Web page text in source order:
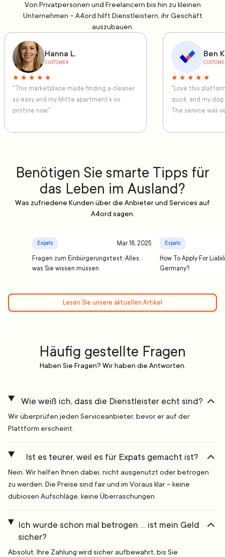
Von Privatpersonen und Freelancern bis hin zu kleinen
Unternehmen – A4ord hilft Dienstleistern, ihr Geschäft
auszubauen.
Hanna L.
CUSTOMER
★ ★ ★ ★ ★
"This marketplace made finding a cleaner
so easy and my Mitte apartment’s so
pristine now."
Ben
★ ★ ★ ★ ★
"Love this
quick, and my
The service was
Benötigen Sie smarte Tipps für
das Leben im Ausland?
Was zufriedene Kunden über die Anbieter und Services auf
A4ord sagen.
Expats Mar 18, 2025
Fragen zum Einbürgerungstest: Alles,
was Sie wissen müssen
Expats
How To Apply For
Germany?
Lesen Sie unsere aktuellen Artikel
Häufig gestellte Fragen
Haben Sie Fragen? Wir haben die Antworten.
Wie weiß ich, dass die Dienstleister echt sind?
Wir überprüfen jeden Serviceanbieter, bevor er auf der
Plattform erscheint.
Ist es teurer, weil es für Expats gemacht ist?
Nein. Wir helfen Ihnen dabei, nicht ausgenutzt oder betrogen
zu werden. Die Preise sind fair und im Voraus klar – keine
dubiosen Aufschläge, keine Überraschungen.
Ich wurde schon mal betrogen … ist mein Geld
sicher?
Absolut. Ihre Zahlung wird sicher aufbewahrt, bis Sie